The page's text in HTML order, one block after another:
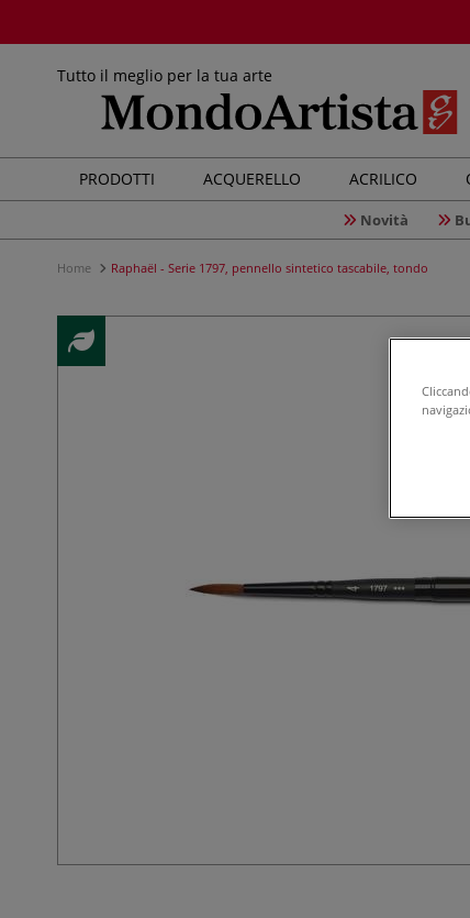
Tutto il meglio per la tua arte
PRODOTTI ACQUERELLO ACRILICO
Novità
Home Raphaël - Serie 1797, pennello sintetico tascabile, tondo